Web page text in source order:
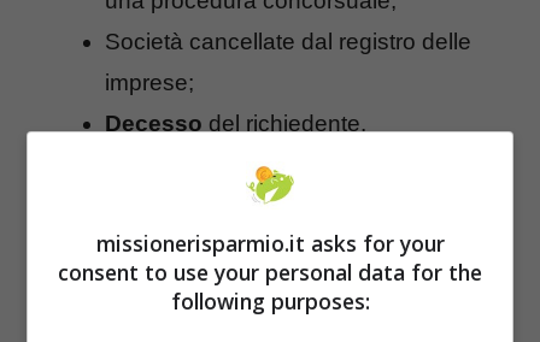
Società cancellate dal registro delle
imprese;
Decesso del richiedente.
Per quanto riguarda la decadenza per
inadempienza, questa si concretizza in:
missionerisparmio.it asks for your
consent to use your personal data for the
following purposes: